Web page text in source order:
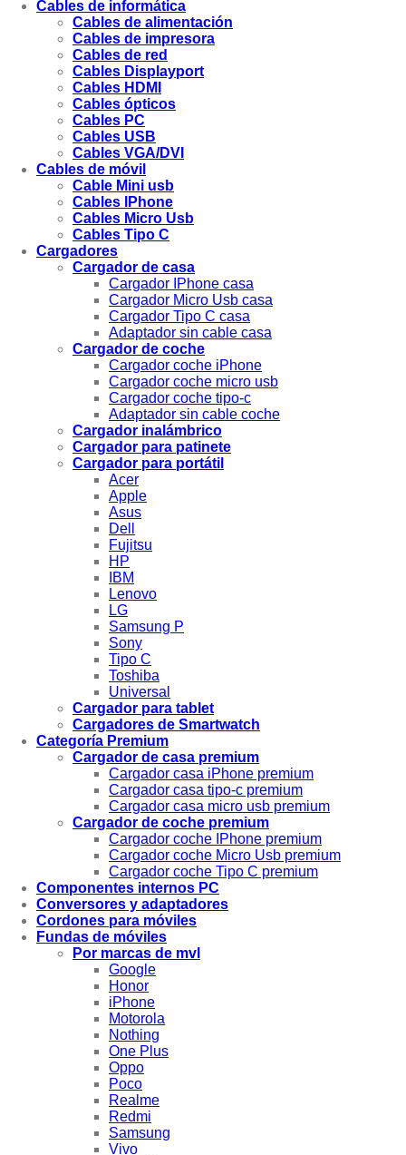
Cables de informática
Cables de alimentación
Cables de impresora
Cables de red
Cables Displayport
Cables HDMI
Cables ópticos
Cables PC
Cables USB
Cables VGA/DVI
Cables de móvil
Cable Mini usb
Cables IPhone
Cables Micro Usb
Cables Tipo C
Cargadores
Cargador de casa
Cargador IPhone casa
Cargador Micro Usb casa
Cargador Tipo C casa
Adaptador sin cable casa
Cargador de coche
Cargador coche iPhone
Cargador coche micro usb
Cargador coche tipo-c
Adaptador sin cable coche
Cargador inalámbrico
Cargador para patinete
Cargador para portátil
Acer
Apple
Asus
Dell
Fujitsu
HP
IBM
Lenovo
LG
Samsung P
Sony
Tipo C
Toshiba
Universal
Cargador para tablet
Cargadores de Smartwatch
Categoría Premium
Cargador de casa premium
Cargador casa iPhone premium
Cargador casa tipo-c premium
Cargador casa micro usb premium
Cargador de coche premium
Cargador coche IPhone premium
Cargador coche Micro Usb premium
Cargador coche Tipo C premium
Componentes internos PC
Conversores y adaptadores
Cordones para móviles
Fundas de móviles
Por marcas de mvl
Google
Honor
iPhone
Motorola
Nothing
One Plus
Oppo
Poco
Realme
Redmi
Samsung
Vivo